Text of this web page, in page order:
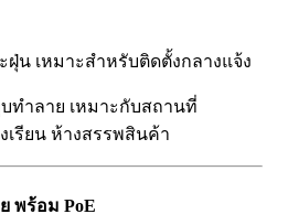
ฝุ่น เหมาะสำหรับติดตั้งกลางแจ้ง
ทำลาย เหมาะกับสถานที่
เรียน ห้างสรรพสินค้า
พร้อม PoE